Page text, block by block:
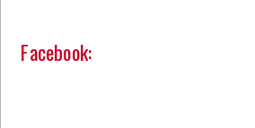
Facebook: